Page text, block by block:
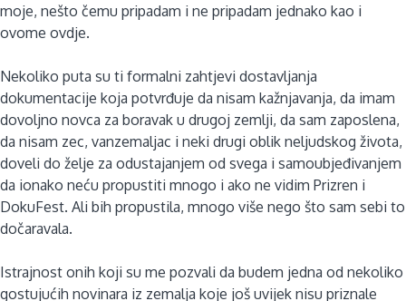
moje, nešto čemu pripadam i ne pripadam jednako kao i
ovome ovdje.
Nekoliko puta su ti formalni zahtjevi dostavljanja
dokumentacije koja potvrđuje da nisam kažnjavanja, da imam
dovoljno novca za boravak u drugoj zemlji, da sam zaposlena,
da nisam zec, vanzemaljac i neki drugi oblik neljudskog života,
doveli do želje za odustajanjem od svega i samoubjeđivanjem
da ionako neću propustiti mnogo i ako ne vidim Prizren i
DokuFest. Ali bih propustila, mnogo više nego što sam sebi to
dočaravala.
Istrajnost onih koji su me pozvali da budem jedna od nekoliko
gostujućih novinara iz zemalja koje još uvijek nisu priznale